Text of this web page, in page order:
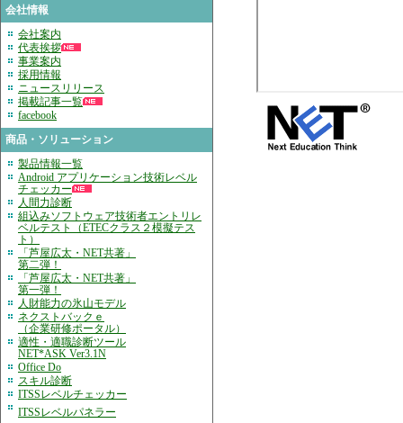
会社情報
会社案内
代表挨拶
事業案内
採用情報
ニュースリリース
掲載記事一覧
facebook
商品・ソリューション
製品情報一覧
Android アプリケーション技術レベル
チェッカー
人間力診断
組込みソフトウェア技術者エントリレ
ベルテスト（ETECクラス２模擬テス
ト）
「芦屋広太・NET共著」
第二弾！
「芦屋広太・NET共著」
第一弾！
人財能力の氷山モデル
ネクストバックｅ
（企業研修ポータル）
適性・適職診断ツール
NET*ASK Ver3.1N
Office Do
スキル診断
ITSSレベルチェッカー
ITSSレベルパネラー